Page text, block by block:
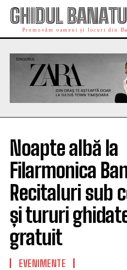
GHIDUL
Promovăm oameni și locuri din
Noapte albă la
Filarmonica
Recitaluri sub
și tururi
gratuit
EVENIMENTE